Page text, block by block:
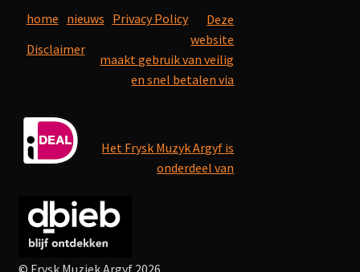
home nieuws Privacy Policy
Disclaimer
Deze
website
maakt gebruik van veilig
en snel betalen via
Het Frysk Muzyk Argyf is
onderdeel van
© Frysk Muziek Argyf 2026